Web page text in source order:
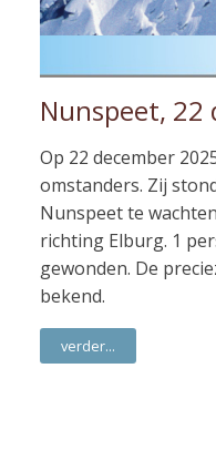
Nunspeet, 22
Op 22 december
omstanders. Zij
Nunspeet te
richting Elburg. 1
gewonden. De
bekend.
verder...